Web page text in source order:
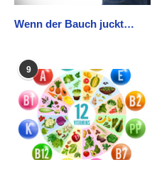
Wenn der Bauch juckt…
9